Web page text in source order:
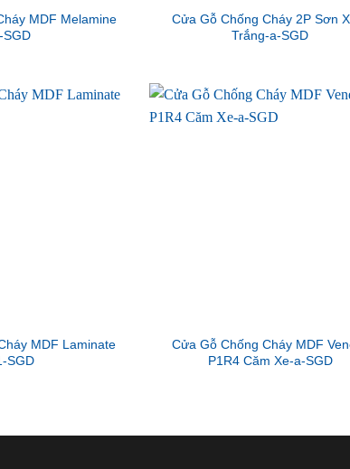
MDF Melamine
SGD
Cửa Gỗ Chống Cháy 2P Sơn
Trắng-a-SGD
MDF Laminate
SGD
Cửa Gỗ Chống Cháy MDF
P1R4 Căm Xe-a-SGD